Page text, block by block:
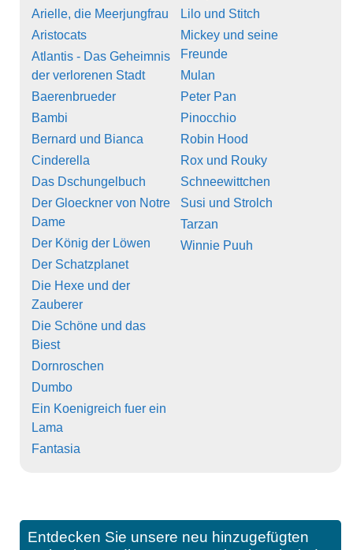
Arielle, die Meerjungfrau
Aristocats
Atlantis - Das Geheimnis
der verlorenen Stadt
Baerenbrueder
Bambi
Bernard und Bianca
Cinderella
Das Dschungelbuch
Der Gloeckner von Notre
Dame
Der König der Löwen
Der Schatzplanet
Die Hexe und der
Zauberer
Die Schöne und das
Biest
Dornroschen
Dumbo
Ein Koenigreich fuer ein
Lama
Fantasia
Lilo und Stitch
Mickey und seine
Freunde
Mulan
Peter Pan
Pinocchio
Robin Hood
Rox und Rouky
Schneewittchen
Susi und Strolch
Tarzan
Winnie Puuh
Entdecken Sie unsere neu hinzugefügten